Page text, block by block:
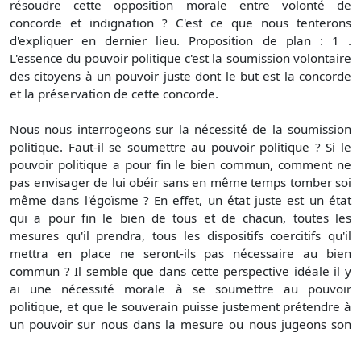
résoudre cette opposition morale entre volonté de
concorde et indignation ? C'est ce que nous tenterons
d'expliquer en dernier lieu. Proposition de plan : 1 .
L'essence du pouvoir politique c'est la soumission volontaire
des citoyens à un pouvoir juste dont le but est la concorde
et la préservation de cette concorde.
Nous nous interrogeons sur la nécessité de la soumission
politique. Faut-il se soumettre au pouvoir politique ? Si le
pouvoir politique a pour fin le bien commun, comment ne
pas envisager de lui obéir sans en même temps tomber soi
même dans l'égoïsme ? En effet, un état juste est un état
qui a pour fin le bien de tous et de chacun, toutes les
mesures qu'il prendra, tous les dispositifs coercitifs qu'il
mettra en place ne seront-ils pas nécessaire au bien
commun ? Il semble que dans cette perspective idéale il y
ai une nécessité morale à se soumettre au pouvoir
politique, et que le souverain puisse justement prétendre à
un pouvoir sur nous dans la mesure ou nous jugeons son